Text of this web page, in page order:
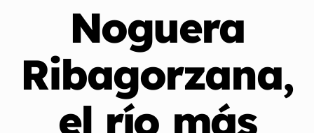
Noguera
Ribagorzana,
el río más